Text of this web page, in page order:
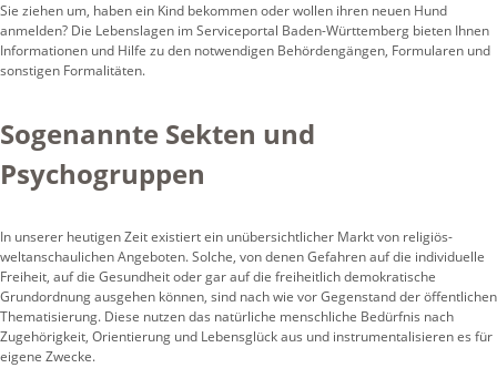
Sie ziehen um, haben ein Kind bekommen oder wollen ihren neuen Hund
anmelden? Die Lebenslagen im Serviceportal Baden-Württemberg bieten Ihnen
Informationen und Hilfe zu den notwendigen Behördengängen, Formularen und
sonstigen Formalitäten.
Sogenannte Sekten und
Psychogruppen
In unserer heutigen Zeit existiert ein unübersichtlicher Markt von religiös-
weltanschaulichen Angeboten. Solche, von denen Gefahren auf die individuelle
Freiheit, auf die Gesundheit oder gar auf die freiheitlich demokratische
Grundordnung ausgehen können, sind nach wie vor Gegenstand der öffentlichen
Thematisierung. Diese nutzen das natürliche menschliche Bedürfnis nach
Zugehörigkeit, Orientierung und Lebensglück aus und instrumentalisieren es für
eigene Zwecke.